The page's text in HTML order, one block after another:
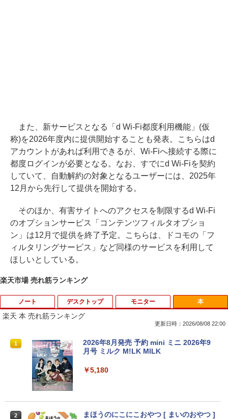
また、新サービスとなる「d Wi-Fi都度利用機能」(仮
称)を2026年度内に提供開始することも発表。こちらはd
アカウントがあれば利用できるが、Wi-Fiへ接続する際に
都度ログインが必要となる。なお、すでにd Wi-Fiを契約
していて、自動解約の対象となるユーザーには、2025年
12月から先行して提供を開始する。
そのほか、有害サイトへのアクセスを制限するd Wi-Fi
のオプションサービス「コンテンツフィルタオプショ
ン」は12月で提供を終了予定。こちらは、ドコモの「フ
ィルタリングサービス」など同様のサービスを利用して
ほしいとしている。
楽天市場 売れ筋ランキング
ノート
1
レビュー投稿 5年保証｜MS Office 2024
H&B 搭載｜中古 ノートパソコン Windo
代 メモリ 8GB 大容量 HDD 500GB テン
￥19,800
デスクトップ モニター
1
モバイルモニター ミラーリング 高画質 1
0.1インチ IPS液晶 小型 LEDバックライ
ター デュアルディスプレイ スマホ Andr
￥8,990
本
楽天 本 売れ筋ランキング
更新日時：2026/08/08 22:00
1
2026年8月発売 予約 mini ミニ 2026年9
月号 ミルク M!LK MILK
￥5,180
2 まほうのにこにこおやつ [ まいのおやつ ]